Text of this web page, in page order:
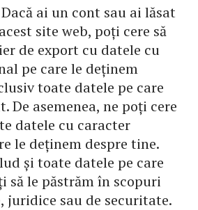
Dacă ai un cont sau ai lăsat
site web, poți cere să
de export cu datele cu
pe care le deținem
toate datele pe care
De asemenea, ne poți cere
datele cu caracter
le deținem despre tine.
și toate datele pe care
să le păstrăm în scopuri
juridice sau de securitate.